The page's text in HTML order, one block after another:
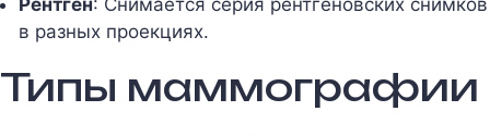
Рентген: Снимается серия рентгеновских снимков
в разных проекциях.
Типы маммографии